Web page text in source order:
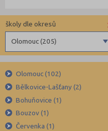
Olomouc (205)
školy dle okresů
Beroun (85)
Blansko (88)
Brno-město (317)
Brno-venkov (149)
Olomouc (102)
Bělkovice-Lašťany (2)
Bohuňovice (1)
Bouzov (1)
Červenka (1)